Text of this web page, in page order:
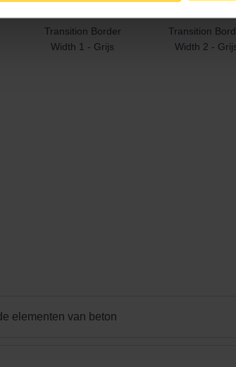
Transition Border
Width 1 - Grijs
Transition
Width 2 -
elementen van beton